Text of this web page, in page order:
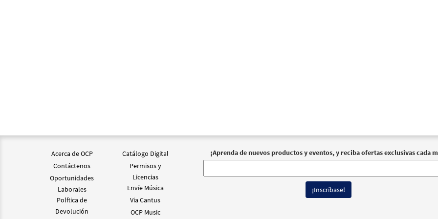
Acerca de OCP
Contáctenos
Oportunidades
Laborales
Polftica de
Devolución
Catálogo Digital
Permisos y
Licencias
Envíe Música
Via Cantus
OCP Music
¡Aprenda de nuevos productos y eventos, y reciba ofertas exclusivas cada